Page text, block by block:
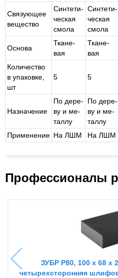
Связующее
вещество
Син­те­ти­
че­ская
смо­ла
Син­те­ти­
че­ская
смо­ла
Основа
Тка­не­
вая
Тка­не­
вая
Количество
в упаковке,
шт
5 5
Назначение
По де­ре­
ву и ме­
тал­лу
По де­ре­
ву и ме­
тал­лу
Применение На ЛШМ На ЛШМ
Профессионалы
ЗУБР Р80, 100 х 68 х
четырехсторонняя